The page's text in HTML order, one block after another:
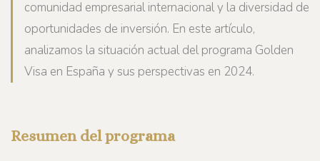
comunidad empresarial internacional y la diversidad de
oportunidades de inversión. En este artículo,
analizamos la situación actual del programa Golden
Visa en España y sus perspectivas en 2024.
Resumen del programa